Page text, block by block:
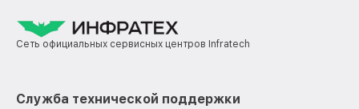
Сеть официальных сервисных центров Infratech
Служба технической поддержки